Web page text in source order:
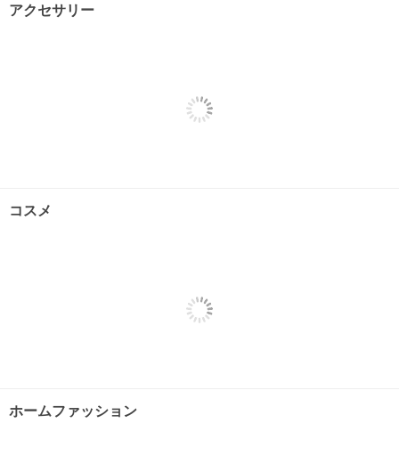
アクセサリー
コスメ
ホームファッション